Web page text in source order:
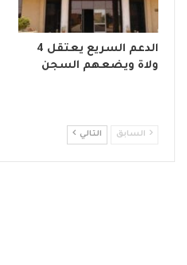
الدعم السريع يعتقل 4
ولاة ويضعهم السجن
السابق التالي